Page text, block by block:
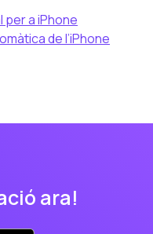
a iPhone
de l’iPhone
ara!